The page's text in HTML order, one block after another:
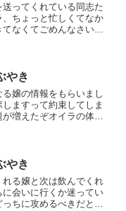
送ってくれている同志た
、ちょっと忙しくてなか
なくてごめんなさいで
ただみん...
やき
る嬢の情報をもらいまし
ますって約束してしま
が増えたぞオイラの体と
やき
る嬢と次は飲んでくれ
に会いに行くか迷ってい
ちに攻めるべきだと思